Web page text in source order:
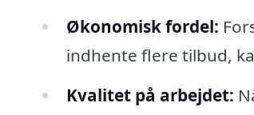
Økonomisk fordel:
indhente flere tilbud,
Kvalitet på arbejdet: